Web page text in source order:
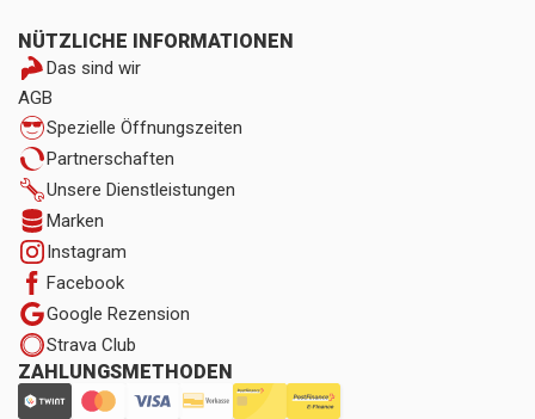
NÜTZLICHE INFORMATIONEN
Das sind wir
AGB
Spezielle Öffnungszeiten
Partnerschaften
Unsere Dienstleistungen
Marken
Instagram
Facebook
Google Rezension
Strava Club
ZAHLUNGSMETHODEN